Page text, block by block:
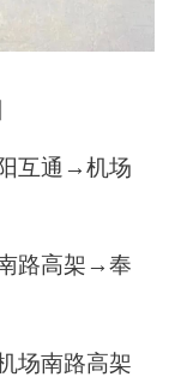
互通→机场
路高架→奉
南路高架